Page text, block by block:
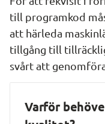
till programkod
att härleda
tillgång till
svårt att
Varför